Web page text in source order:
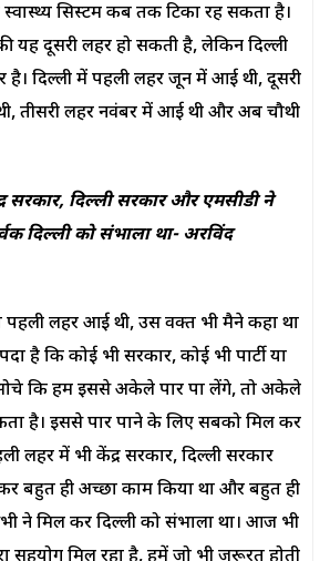
सिस्टम कब तक टिका रह सकता है।
यह दूसरी लहर हो सकती है, लेकिन दिल्ली
है। दिल्ली में पहली लहर जून में आई थी, दूसरी
तीसरी लहर नवंबर में आई थी और अब चौथी
सरकार, दिल्ली सरकार और एमसीडी ने
दिल्ली को संभाला था- अरविंद
लहर आई थी, उस वक्त भी मैने कहा था
है कि कोई भी सरकार, कोई भी पार्टी या
कि हम इससे अकेले पार पा लेंगे, तो अकेले
है। इससे पार पाने के लिए सबको मिल कर
लहर में भी केंद्र सरकार, दिल्ली सरकार
बहुत ही अच्छा काम किया था और बहुत ही
ने मिल कर दिल्ली को संभाला था। आज भी